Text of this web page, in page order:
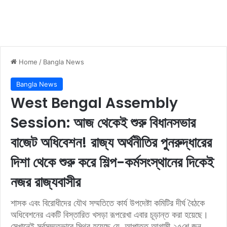
Home / Bangla News
Bangla News
West Bengal Assembly
Session: আজ থেকেই শুরু বিধানসভার
বাজেট অধিবেশন! রাজ্য অর্থনীতির পুনরুদ্ধারের
দিশা থেকে শুরু করে শিল্প-কর্মসংস্থানের দিকেই
নজর রাজ্যবাসীর
শাসক এবং বিরোধীদের যৌথ সম্মতিতে কার্য উপদেষ্টা কমিটির দীর্ঘ বৈঠকে
অধিবেশনের একটি বিস্তারিত খসড়া রূপরেখা এবার চূড়ান্ত করা হয়েছে।